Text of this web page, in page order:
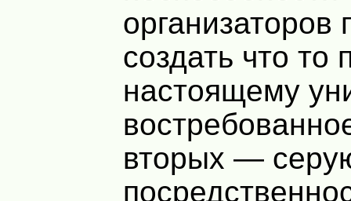
организаторов
создать что то
настоящему
вторых —